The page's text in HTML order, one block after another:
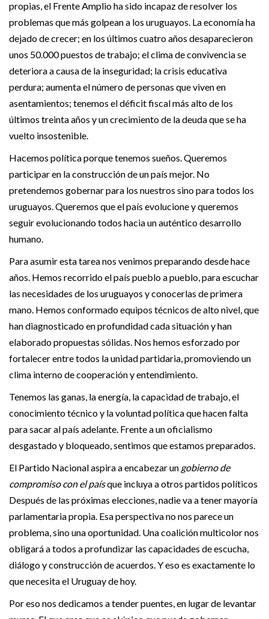
propias, el Frente Amplio ha sido incapaz de resolver los
problemas que más golpean a los uruguayos. La economía ha
dejado de crecer; en los últimos cuatro años desaparecieron
unos 50.000 puestos de trabajo; el clima de convivencia se
deteriora a causa de la inseguridad; la crisis educativa
perdura; aumenta el número de personas que viven en
asentamientos; tenemos el déficit fiscal más alto de los
últimos treinta años y un crecimiento de la deuda que se ha
vuelto insostenible.
Hacemos política porque tenemos sueños. Queremos
participar en la construcción de un país mejor. No
pretendemos gobernar para los nuestros sino para todos los
uruguayos. Queremos que el país evolucione y queremos
seguir evolucionando todos hacia un auténtico desarrollo
humano.
Para asumir esta tarea nos venimos preparando desde hace
años. Hemos recorrido el país pueblo a pueblo, para escuchar
las necesidades de los uruguayos y conocerlas de primera
mano. Hemos conformado equipos técnicos de alto nivel, que
han diagnosticado en profundidad cada situación y han
elaborado propuestas sólidas. Nos hemos esforzado por
fortalecer entre todos la unidad partidaria, promoviendo un
clima interno de cooperación y entendimiento.
Tenemos las ganas, la energía, la capacidad de trabajo, el
conocimiento técnico y la voluntad política que hacen falta
para sacar al país adelante. Frente a un oficialismo
desgastado y bloqueado, sentimos que estamos preparados.
El Partido Nacional aspira a encabezar un gobierno de
compromiso con el paísque incluya a otros partidos políticos
Después de las próximas elecciones, nadie va a tener mayoría
parlamentaria propia. Esa perspectiva no nos parece un
problema, sino una oportunidad. Una coalición multicolor nos
obligará a todos a profundizar las capacidades de escucha,
diálogo y construcción de acuerdos. Y eso es exactamente lo
que necesita el Uruguay de hoy.
Por eso nos dedicamos a tender puentes, en lugar de levantar